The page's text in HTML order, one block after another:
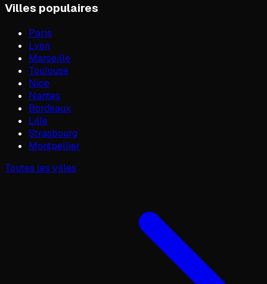
Villes populaires
Paris
Lyon
Marseille
Toulouse
Nice
Nantes
Bordeaux
Lille
Strasbourg
Montpellier
Toutes les villes